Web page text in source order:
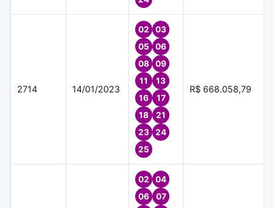
2714 14/01/2023
02
03
05
06
08
09
11
13
16
17
18
21
23
24
25
R$ 668.058,79
02
04
06
07